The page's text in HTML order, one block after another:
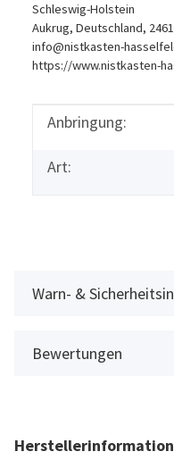
Schleswig-Holstein
Aukrug, Deutschland,
info@nistkasten-
https://www.nistkasten-
Wert
Anbringung:
Art:
Warn- &
Bewertungen